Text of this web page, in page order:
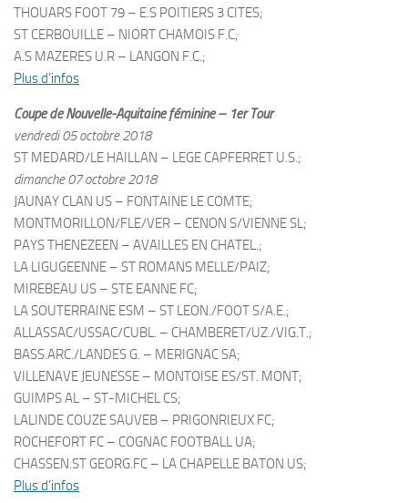
THOUARS FOOT 79 – E.S POITIERS 3 CITES;
ST CERBOUILLE – NIORT CHAMOIS F.C;
A.S MAZERES U.R – LANGON F.C.;
Plus d’infos
Coupe de Nouvelle-Aquitaine féminine – 1er Tour
vendredi 05 octobre 2018
ST MEDARD/LE HAILLAN – LEGE CAPFERRET U.S.;
dimanche 07 octobre 2018
JAUNAY CLAN US – FONTAINE LE COMTE;
MONTMORILLON/FLE/VER – CENON S/VIENNE SL;
PAYS THENEZEEN – AVAILLES EN CHATEL.;
LA LIGUGEENNE – ST ROMANS MELLE/PAIZ;
MIREBEAU US – STE EANNE FC;
LA SOUTERRAINE ESM – ST LEON./FOOT S/A.E.;
ALLASSAC/USSAC/CUBL. – CHAMBERET/UZ./VIG.T.;
BASS.ARC./LANDES G. – MERIGNAC SA;
VILLENAVE JEUNESSE – MONTOISE ES/ST. MONT;
GUIMPS AL – ST-MICHEL CS;
LALINDE COUZE SAUVEB – PRIGONRIEUX FC;
ROCHEFORT FC – COGNAC FOOTBALL UA;
CHASSEN.ST GEORG.FC – LA CHAPELLE BATON US;
Plus d’infos